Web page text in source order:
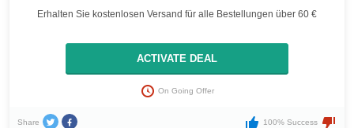
Erhalten Sie kostenlosen Versand für alle Bestellungen über 60 €
ACTIVATE DEAL
On Going Offer
Share 100% Success